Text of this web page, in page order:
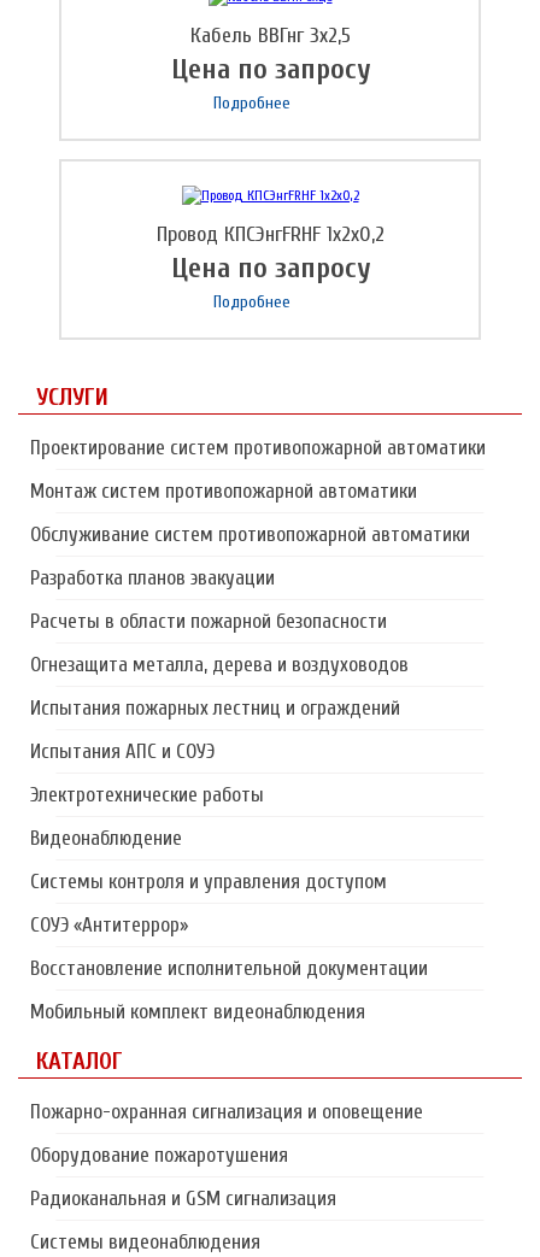
УСЛУГИ
Проектирование систем противопожарной автоматики
Монтаж систем противопожарной автоматики
Обслуживание систем противопожарной автоматики
Разработка планов эвакуации
Расчеты в области пожарной безопасности
Огнезащита металла, дерева и воздуховодов
Испытания пожарных лестниц и ограждений
Испытания АПС и СОУЭ
Электротехнические работы
Видеонаблюдение
Системы контроля и управления доступом
СОУЭ «Антитеррор»
Восстановление исполнительной документации
Мобильный комплект видеонаблюдения
КАТАЛОГ
Пожарно-охранная сигнализация и оповещение
Оборудование пожаротушения
Радиоканальная и GSM сигнализация
Системы видеонаблюдения
Кабель ВВГнг 3х2,5
Цена по запросу
Подробнее
Провод КПСЭнгFRHF 1х2х0,2
Цена по запросу
Подробнее